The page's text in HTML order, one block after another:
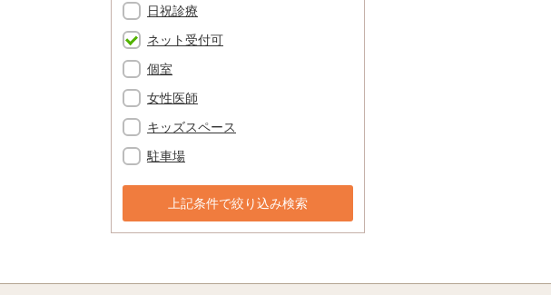
日祝診療
ネット受付可
個室
女性医師
キッズスペース
駐車場
上記条件で絞り込み検索